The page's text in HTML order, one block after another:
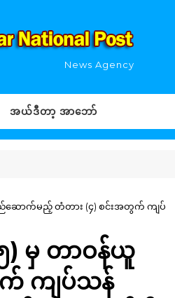
News Agency
အယ်ဒီတာ့ အာဘော်
ောက်မည့် တံတား (၄) စင်းအတွက် ကျပ်
မှ တာဝန်ယူ
ကျပ်သန်